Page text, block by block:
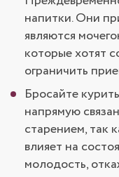
напитки. Они
являются
которые хотят
ограничить
Бросайте
напрямую
старением, так
влияет на
молодость,